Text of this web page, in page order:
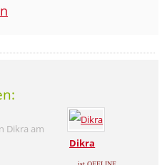
Dikra
Dikra am